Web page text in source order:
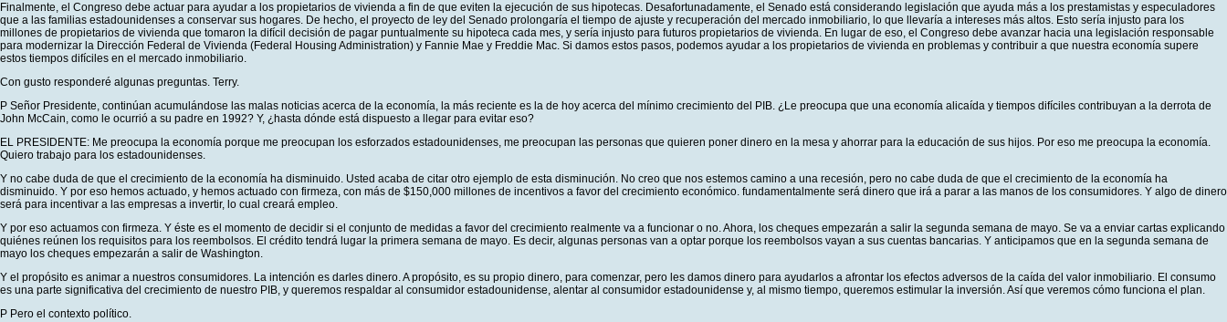
Finalmente, el Congreso debe actuar para ayudar a los propietarios de vivienda a fin de que eviten la ejecución de sus hipotecas. Desafortunadamente, el Senado está considerando legislación que ayuda más a los prestamistas y especuladores
que a las familias estadounidenses a conservar sus hogares. De hecho, el proyecto de ley del Senado prolongaría el tiempo de ajuste y recuperación del mercado inmobiliario, lo que llevaría a intereses más altos. Esto sería injusto para los
millones de propietarios de vivienda que tomaron la difícil decisión de pagar puntualmente su hipoteca cada mes, y sería injusto para futuros propietarios de vivienda. En lugar de eso, el Congreso debe avanzar hacia una legislación responsable
para modernizar la Dirección Federal de Vivienda (Federal Housing Administration) y Fannie Mae y Freddie Mac. Si damos estos pasos, podemos ayudar a los propietarios de vivienda en problemas y contribuir a que nuestra economía supere
estos tiempos difíciles en el mercado inmobiliario.
Con gusto responderé algunas preguntas. Terry.
P Señor Presidente, continúan acumulándose las malas noticias acerca de la economía, la más reciente es la de hoy acerca del mínimo crecimiento del PIB. ¿Le preocupa que una economía alicaída y tiempos difíciles contribuyan a la derrota de
John McCain, como le ocurrió a su padre en 1992? Y, ¿hasta dónde está dispuesto a llegar para evitar eso?
EL PRESIDENTE: Me preocupa la economía porque me preocupan los esforzados estadounidenses, me preocupan las personas que quieren poner dinero en la mesa y ahorrar para la educación de sus hijos. Por eso me preocupa la economía.
Quiero trabajo para los estadounidenses.
Y no cabe duda de que el crecimiento de la economía ha disminuido. Usted acaba de citar otro ejemplo de esta disminución. No creo que nos estemos camino a una recesión, pero no cabe duda de que el crecimiento de la economía ha
disminuido. Y por eso hemos actuado, y hemos actuado con firmeza, con más de $150,000 millones de incentivos a favor del crecimiento económico. fundamentalmente será dinero que irá a parar a las manos de los consumidores. Y algo de dinero
será para incentivar a las empresas a invertir, lo cual creará empleo.
Y por eso actuamos con firmeza. Y éste es el momento de decidir si el conjunto de medidas a favor del crecimiento realmente va a funcionar o no. Ahora, los cheques empezarán a salir la segunda semana de mayo. Se va a enviar cartas explicando
quiénes reúnen los requisitos para los reembolsos. El crédito tendrá lugar la primera semana de mayo. Es decir, algunas personas van a optar porque los reembolsos vayan a sus cuentas bancarias. Y anticipamos que en la segunda semana de
mayo los cheques empezarán a salir de Washington.
Y el propósito es animar a nuestros consumidores. La intención es darles dinero. A propósito, es su propio dinero, para comenzar, pero les damos dinero para ayudarlos a afrontar los efectos adversos de la caída del valor inmobiliario. El consumo
es una parte significativa del crecimiento de nuestro PIB, y queremos respaldar al consumidor estadounidense, alentar al consumidor estadounidense y, al mismo tiempo, queremos estimular la inversión. Así que veremos cómo funciona el plan.
P Pero el contexto político.